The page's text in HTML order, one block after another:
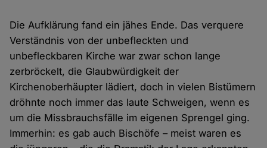
Die Aufklärung fand ein jähes Ende. Das verquere
Verständnis von der unbefleckten und
unbefleckbaren Kirche war zwar schon lange
zerbröckelt, die Glaubwürdigkeit der
Kirchenoberhäupter lädiert, doch in vielen Bistümern
dröhnte noch immer das laute Schweigen, wenn es
um die Missbrauchsfälle im eigenen Sprengel ging.
Immerhin: es gab auch Bischöfe – meist waren es